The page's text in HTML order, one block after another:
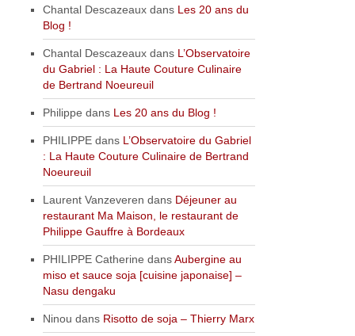
Chantal Descazeaux dans Les 20 ans du
Blog !
Chantal Descazeaux dans L’Observatoire
du Gabriel : La Haute Couture Culinaire
de Bertrand Noeureuil
Philippe dans Les 20 ans du Blog !
PHILIPPE dans L’Observatoire du Gabriel
: La Haute Couture Culinaire de Bertrand
Noeureuil
Laurent Vanzeveren dans Déjeuner au
restaurant Ma Maison, le restaurant de
Philippe Gauffre à Bordeaux
PHILIPPE Catherine dansAubergine au
miso et sauce soja [cuisine japonaise] –
Nasu dengaku
Ninou dans Risotto de soja – Thierry Marx